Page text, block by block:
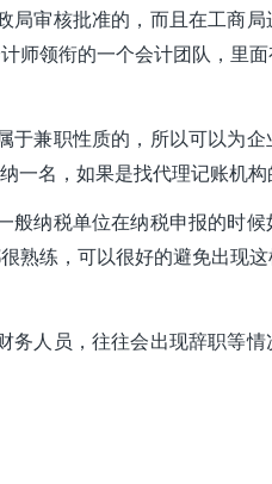
局审核批准的，而且在工商
师领衔的一个会计团队，里
于兼职性质的，所以可以为
一名，如果是找代理记账机构
般纳税单位在纳税申报的时
熟练，可以很好的避免出现
务人员，往往会出现辞职等